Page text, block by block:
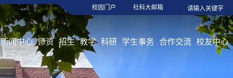
校园门户 社科大邮箱
新闻中心 师资 招生 教学 科研 学生事务 合作交流 校友中心